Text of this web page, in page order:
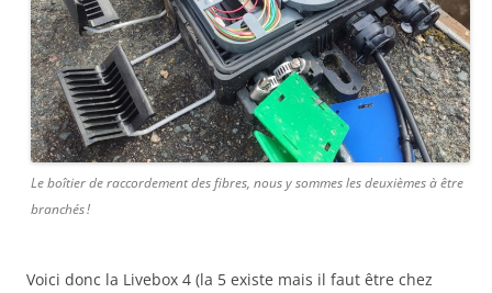
Le boîtier de raccordement des fibres, nous y sommes les deuxièmes à être
branchés !
Voici donc la Livebox 4 (la 5 existe mais il faut être chez